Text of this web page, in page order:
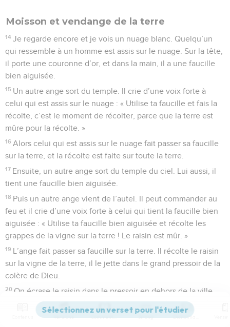
Moisson et vendange de la terre
14 Je regarde encore et je vois un nuage blanc. Quelqu’un
qui ressemble à un homme est assis sur le nuage. Sur la tête,
il porte une couronne d’or, et dans la main, il a une faucille
bien aiguisée.
15 Un autre ange sort du temple. Il crie d’une voix forte à
celui qui est assis sur le nuage : « Utilise ta faucille et fais la
récolte, c’est le moment de récolter, parce que la terre est
mûre pour la récolte. »
16 Alors celui qui est assis sur le nuage fait passer sa faucille
sur la terre, et la récolte est faite sur toute la terre.
17 Ensuite, un autre ange sort du temple du ciel. Lui aussi, il
tient une faucille bien aiguisée.
18 Puis un autre ange vient de l’autel. Il peut commander au
feu et il crie d’une voix forte à celui qui tient la faucille bien
aiguisée : « Utilise ta faucille bien aiguisée et récolte les
grappes de la vigne sur la terre ! Le raisin est mûr. »
19 L’ange fait passer sa faucille sur la terre. Il récolte le raisin
sur la vigne de la terre, il le jette dans le grand pressoir de la
colère de Dieu.
20 On écrase le raisin dans le pressoir en dehors de la ville,
et du sang coule du pressoir. Le sang se répand sur 300
kilomètres et il monte jusqu’à la mâchoire des chevaux.
Versions Commentaires Strong